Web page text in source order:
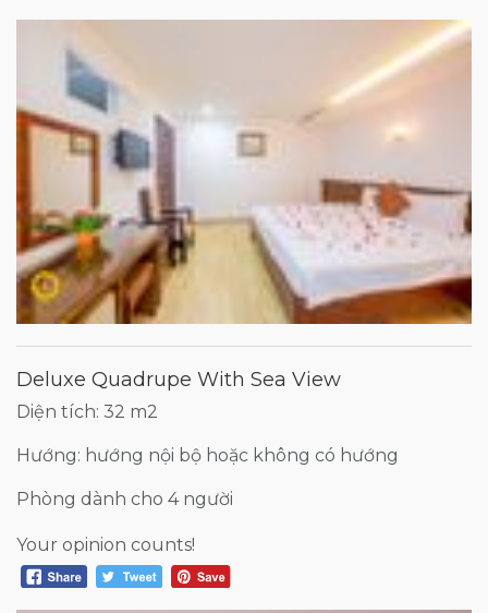
Deluxe Quadrupe With Sea View
Diện tích: 32 m2
Hướng: hướng nội bộ hoặc không có hướng
Phòng dành cho 4 người
Your opinion counts!